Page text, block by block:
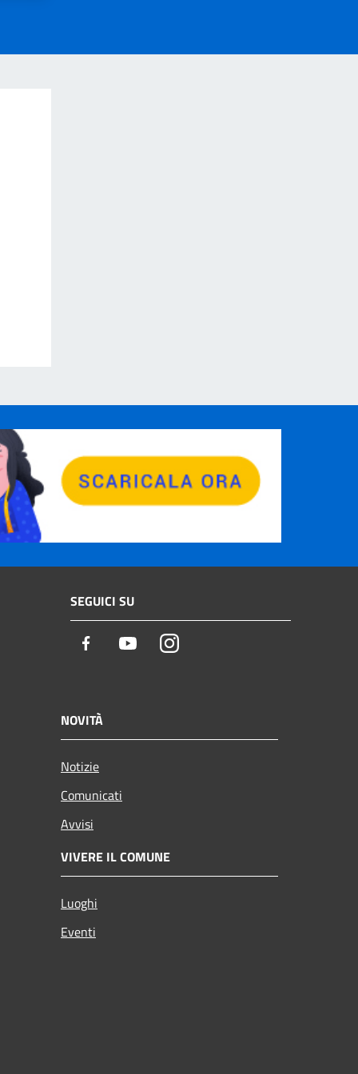
SEGUICI SU
Facebook YoutubeInstagram
NOVITÀ
Notizie
Comunicati
Avvisi
VIVERE IL COMUNE
Luoghi
Eventi